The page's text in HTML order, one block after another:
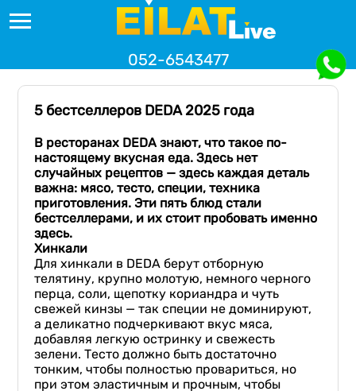
052-6543477
5 бестселлеров DEDA 2025 года
В ресторанах DEDA знают, что такое по-
настоящему вкусная еда. Здесь нет
случайных рецептов — здесь каждая деталь
важна: мясо, тесто, специи, техника
приготовления. Эти пять блюд стали
бестселлерами, и их стоит пробовать именно
здесь.
Хинкали
Для хинкали в DEDA берут отборную
телятину, крупно молотую, немного черного
перца, соли, щепотку кориандра и чуть
свежей кинзы — так специи не доминируют,
а деликатно подчеркивают вкус мяса,
добавляя легкую остринку и свежесть
зелени. Тесто должно быть достаточно
тонким, чтобы полностью провариться, но
при этом эластичным и прочным, чтобы